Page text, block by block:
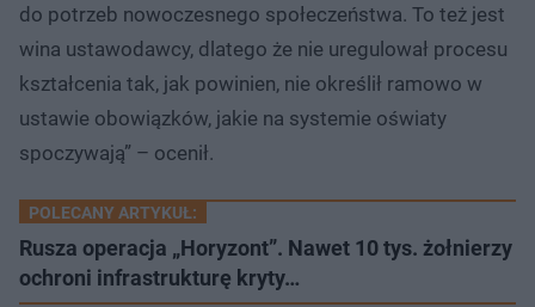
do potrzeb nowoczesnego społeczeństwa. To też jest
wina ustawodawcy, dlatego że nie uregulował procesu
kształcenia tak, jak powinien, nie określił ramowo w
ustawie obowiązków, jakie na systemie oświaty
spoczywają” – ocenił.
POLECANY ARTYKUŁ:
Rusza operacja „Horyzont”. Nawet 10 tys. żołnierzy
ochroni infrastrukturę kryty…